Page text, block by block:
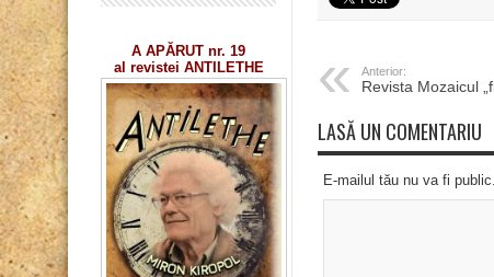
Anterior:
Revista Mozaicul
LASĂ UN COMENTARIU
E-mailul tău nu va fi
A APĂRUT nr. 19
al revistei ANTILETHE